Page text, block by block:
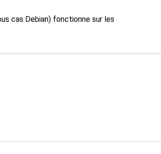
cas Debian) fonctionne sur les